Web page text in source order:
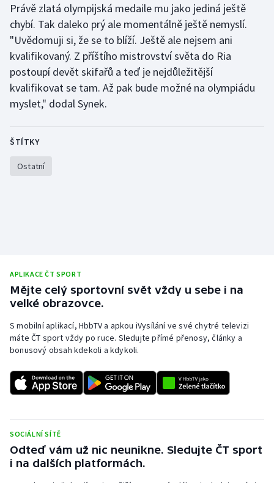
Právě zlatá olympijská medaile mu jako jediná ještě
chybí. Tak daleko prý ale momentálně ještě nemyslí.
"Uvědomuji si, že se to blíží. Ještě ale nejsem ani
kvalifikovaný. Z příštího mistrovství světa do Ria
postoupí devět skifařů a teď je nejdůležitější
kvalifikovat se tam. Až pak bude možné na olympiádu
myslet," dodal Synek.
ŠTÍTKY
Ostatní
APLIKACE ČT SPORT
Mějte celý sportovní svět vždy u sebe i na
velké obrazovce.
S mobilní aplikací, HbbTV a apkou iVysílání ve své chytré televizi
máte ČT sport vždy po ruce. Sledujte přímé přenosy, články a
bonusový obsah kdekoli a kdykoli.
SOCIÁLNÍ SÍTĚ
Odteď vám už nic neunikne. Sledujte ČT sport
i na dalších platformách.